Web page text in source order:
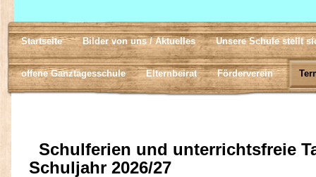
Startseite Bilder von uns / Aktuelles Unsere Schule stellt
offene Ganztagesschule Elternbeirat Förderverein
Schulferien und unterrichtsfreie
Schuljahr 2026/27